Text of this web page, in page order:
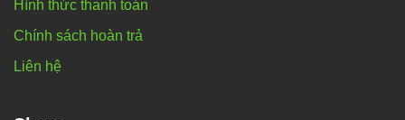
Hình thức thanh toán
Chính sách hoàn trả
Liên hệ